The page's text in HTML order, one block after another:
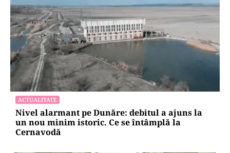
ACTUALITATE
Nivel alarmant pe Dunăre: debitul a ajuns la
un nou minim istoric. Ce se întâmplă la
Cernavodă